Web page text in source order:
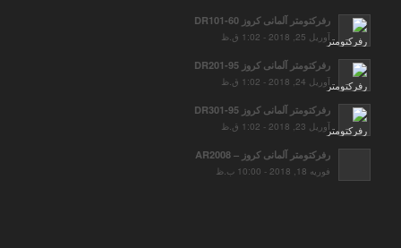
رفرکتومتر آلمانی کروز DR101-60
آوریل 25, 2018 - 1:02 ق.ظ
رفرکتومتر آلمانی کروز DR201-95
آوریل 24, 2018 - 1:02 ق.ظ
رفرکتومتر آلمانی کروز DR301-95
آوریل 23, 2018 - 1:02 ق.ظ
رفرکتومتر آلمانی کروز – AR2008
فوریه 18, 2018 - 10:00 ب.ظ